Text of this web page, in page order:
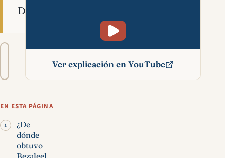
Dios.
Tamaño
A− A+
Ver explicación en YouTube
EN ESTA PÁGINA
¿De
dónde
obtuvo